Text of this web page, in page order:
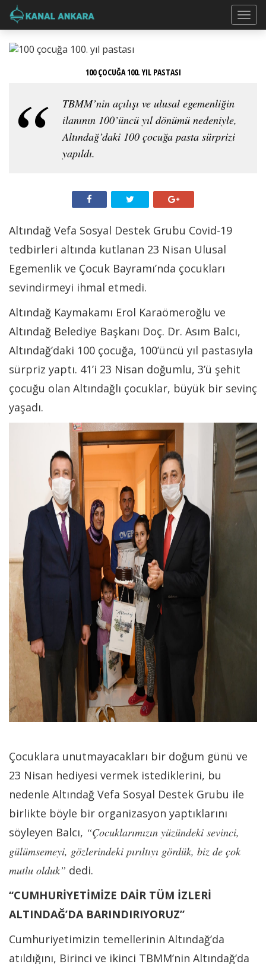
100 ÇOCUĞA 100. YIL PASTASI
TBMM’nin açılışı ve ulusal egemenliğin
ilanının 100’üncü yıl dönümü nedeniyle,
Altındağ’daki 100 çocuğa pasta sürprizi
yapıldı.
Altındağ Vefa Sosyal Destek Grubu Covid-19
tedbirleri altında kutlanan 23 Nisan Ulusal
Egemenlik ve Çocuk Bayramı’nda çocukları
sevindirmeyi ihmal etmedi.
Altındağ Kaymakamı Erol Karaömeroğlu ve
Altındağ Belediye Başkanı Doç. Dr. Asım Balcı,
Altındağ’daki 100 çocuğa, 100’üncü yıl pastasıyla
sürpriz yaptı. 41’i 23 Nisan doğumlu, 3’ü şehit
çocuğu olan Altındağlı çocuklar, büyük bir sevinç
yaşadı.
Çocuklara unutmayacakları bir doğum günü ve
23 Nisan hediyesi vermek istediklerini, bu
nedenle Altındağ Vefa Sosyal Destek Grubu ile
birlikte böyle bir organizasyon yaptıklarını
söyleyen Balcı, “Çocuklarımızın yüzündeki sevinci,
gülümsemeyi, gözlerindeki pırıltıyı gördük, biz de çok
mutlu olduk” dedi.
“CUMHURİYETİMİZE DAİR TÜM İZLERİ
ALTINDAĞ’DA BARINDIRIYORUZ”
Cumhuriyetimizin temellerinin Altındağ’da
atıldığını, Birinci ve ikinci TBMM’nin Altındağ’da